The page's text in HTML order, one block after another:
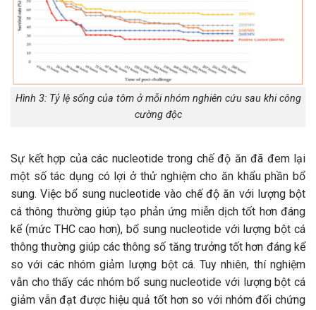
Hình 3: Tỷ lệ sống của tôm ở mỗi nhóm nghiên cứu sau khi công
cường độc
Sự kết hợp của các nucleotide trong chế độ ăn đã đem lại
một số tác dụng có lợi ở thử nghiệm cho ăn khẩu phần bổ
sung. Việc bổ sung nucleotide vào chế độ ăn với lượng bột
cá thông thường giúp tạo phản ứng miễn dịch tốt hơn đáng
kể (mức THC cao hơn), bổ sung nucleotide với lượng bột cá
thông thường giúp các thông số tăng trưởng tốt hơn đáng kể
so với các nhóm giảm lượng bột cá. Tuy nhiên, thí nghiệm
vẫn cho thấy các nhóm bổ sung nucleotide với lượng bột cá
giảm vẫn đạt được hiệu quả tốt hơn so với nhóm đối chứng